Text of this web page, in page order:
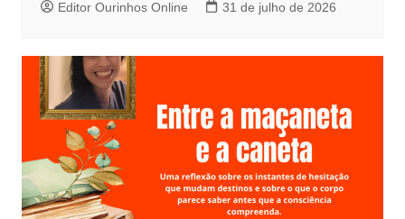
Editor Ourinhos Online 31 de julho de 2026